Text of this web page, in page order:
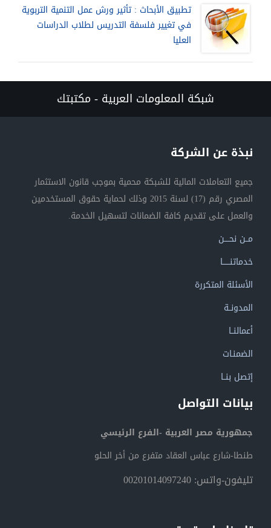
تطبيق الأبحاث : تأثير ورش عمل التنمية التربوية
في تغيير فلسفة التدريس لطلاب الدراسات
العليا
شبكة المعلومات العربية - مكتبتك
نبذة عن الشركة
جميع التعاملات المالية للشبكة محمية بموجب قانون الاستثمار
المصري رقم (17) لسنة 2015 وذلك لحماية حقوق المستخدمين
والعمل على تقديم كافة الضمانات لتسهيل الخدمة.
مــن نحــــن
خدماتنــــــا
الأسئلة المتكررة
المدونــة
أعمالنــا
الضمنـات
إتصل بنــا
بيانات التواصل
جمهورية مصر العربية -الفرع الرئيسي
طنطا-شارع عباس العقاد متفرع من أخر الحلو
تليفون-واتس: 00201014097240